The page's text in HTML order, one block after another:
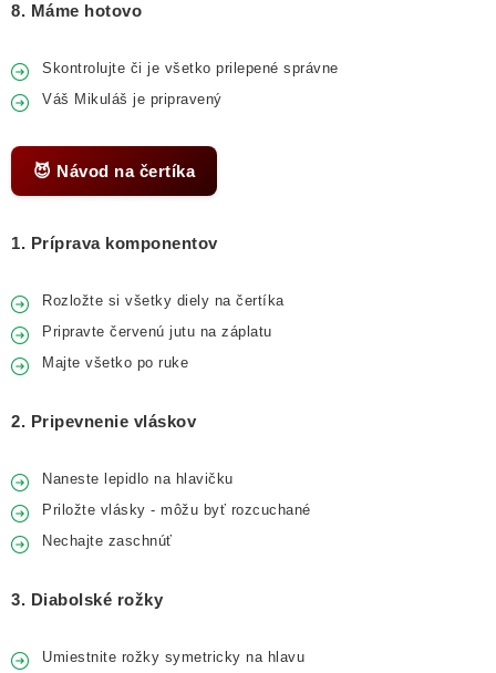
8. Máme hotovo
Skontrolujte či je všetko prilepené správne
Váš Mikuláš je pripravený
😈 Návod na čertíka
1. Príprava komponentov
Rozložte si všetky diely na čertíka
Pripravte červenú jutu na záplatu
Majte všetko po ruke
2. Pripevnenie vláskov
Naneste lepidlo na hlavičku
Priložte vlásky - môžu byť rozcuchané
Nechajte zaschnúť
3. Diabolské rožky
Umiestnite rožky symetricky na hlavu